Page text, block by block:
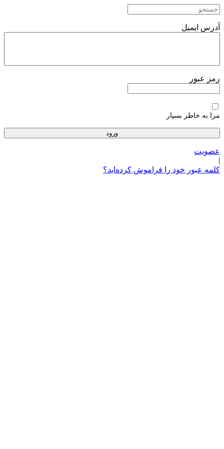
پرش
محتوا
آدرس ایمیل
رمز عبور
مرا به خاطر بسپار
عضویت
|
کلمه عبور خود را فراموش کرده‌اید؟